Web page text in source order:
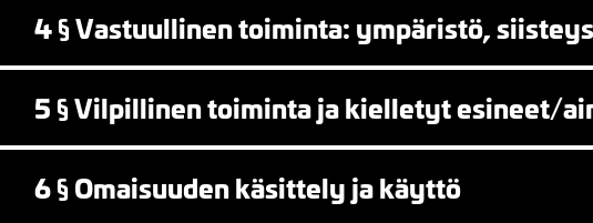
4 § Vastuullinen toiminta: ympäristö,
5 § Vilpillinen toiminta ja kielletyt esineet/
6 § Omaisuuden käsittely ja käyttö